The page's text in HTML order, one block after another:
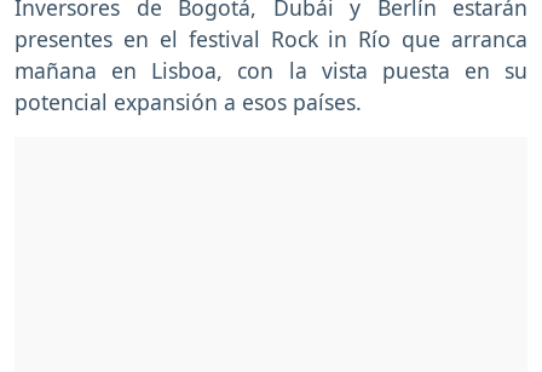
Inversores de Bogotá, Dubái y Berlín estarán
presentes en el festival Rock in Río que arranca
mañana en Lisboa, con la vista puesta en su
potencial expansión a esos países.